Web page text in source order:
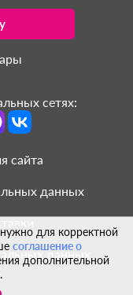
для корректной
соглашение о
дополнительной
сетях:
сайта
данных
данных